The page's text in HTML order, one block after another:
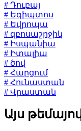
# Դուբայ
# Եգիպտոս
# Եվրոպա
# զբոսաշրջիկ
# Իսպանիա
# Իտալիա
# ծով
# Հարցում
# Հունաստան
# Վրաստան
Այս թեմայով